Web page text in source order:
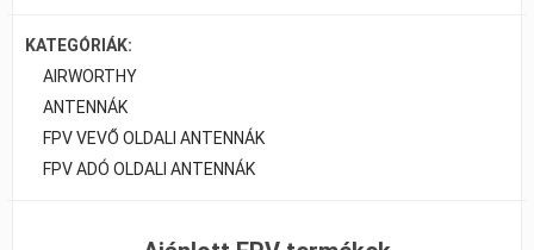
KATEGÓRIÁK:
AIRWORTHY
ANTENNÁK
FPV VEVŐ OLDALI ANTENNÁK
FPV ADÓ OLDALI ANTENNÁK